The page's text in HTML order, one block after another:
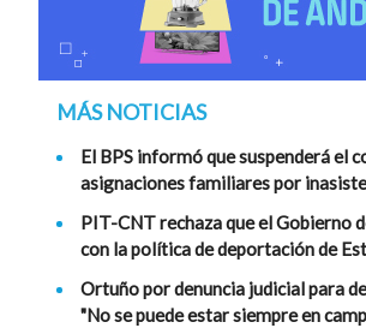
MÁS NOTICIAS
El BPS informó que suspenderá el
asignaciones familiares por
PIT-CNT rechaza que el Gobierno
con la política de deportación de
Ortuño por denuncia judicial para
"No se puede estar siempre en